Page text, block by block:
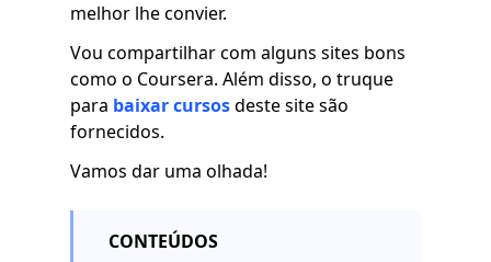
melhor lhe convier.
Vou compartilhar com alguns sites bons
como o Coursera. Além disso, o truque
para baixar cursosdeste site são
fornecidos.
Vamos dar uma olhada!
CONTEÚDOS